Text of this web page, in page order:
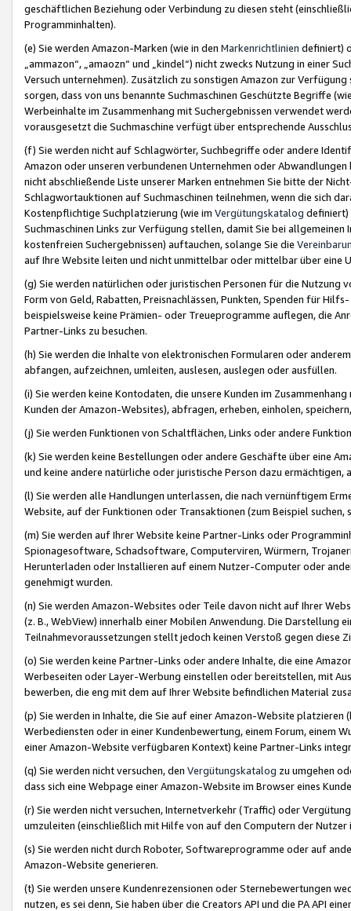
geschäftlichen Beziehung oder Verbindung zu diesen steht
Programminhalten).
(e) Sie werden Amazon-Marken (wie in den Markenrichtlinien definiert)
„ammazon“, „amaozn“ und „kindel“) nicht zwecks Nutzung in einer
Versuch unternehmen). Zusätzlich zu sonstigen Amazon zur
sorgen, dass von uns benannte Suchmaschinen Geschützte Begriffe
Werbeinhalte im Zusammenhang mit Suchergebnissen verwendet
vorausgesetzt die Suchmaschine verfügt über entsprechende
(f) Sie werden nicht auf Schlagwörter, Suchbegriffe oder andere
Amazon oder unseren verbundenen Unternehmen oder
nicht abschließende Liste unserer Marken entnehmen Sie bitte der
Schlagwortauktionen auf Suchmaschinen teilnehmen, wenn die sich
Kostenpflichtige Suchplatzierung (wie im Vergütungskatalog definiert)
Suchmaschinen Links zur Verfügung stellen, damit Sie bei
kostenfreien Suchergebnissen) auftauchen, solange Sie die
auf Ihre Website leiten und nicht unmittelbar oder mittelbar über eine
(g) Sie werden natürlichen oder juristischen Personen für die Nutzung
Form von Geld, Rabatten, Preisnachlässen, Punkten, Spenden für
beispielsweise keine Prämien- oder Treueprogramme auflegen, die
Partner-Links zu besuchen.
(h) Sie werden die Inhalte von elektronischen Formularen oder
abfangen, aufzeichnen, umleiten, auslesen, auslegen oder ausfüllen.
(i) Sie werden keine Kontodaten, die unsere Kunden im
Kunden der Amazon-Websites), abfragen, erheben, einholen,
(j) Sie werden Funktionen von Schaltflächen, Links oder andere
(k) Sie werden keine Bestellungen oder andere Geschäfte über eine
und keine andere natürliche oder juristische Person dazu
(l) Sie werden alle Handlungen unterlassen, die nach vernünftigem
Website, auf der Funktionen oder Transaktionen (zum Beispiel
(m) Sie werden auf Ihrer Website keine Partner-Links oder
Spionagesoftware, Schadsoftware, Computerviren, Würmern,
Herunterladen oder Installieren auf einem Nutzer-Computer oder
genehmigt wurden.
(n) Sie werden Amazon-Websites oder Teile davon nicht auf Ihrer
(z. B., WebView) innerhalb einer Mobilen Anwendung. Die Darstellung
Teilnahmevoraussetzungen stellt jedoch keinen Verstoß gegen diese
(o) Sie werden keine Partner-Links oder andere Inhalte, die eine
Werbeseiten oder Layer-Werbung einstellen oder bereitstellen, mit
bewerben, die eng mit dem auf Ihrer Website befindlichen Material
(p) Sie werden in Inhalte, die Sie auf einer Amazon-Website
Werbediensten oder in einer Kundenbewertung, einem Forum, einem
einer Amazon-Website verfügbaren Kontext) keine Partner-Links
(q) Sie werden nicht versuchen, den Vergütungskatalog zu umgehen
dass sich eine Webpage einer Amazon-Website im Browser eines
(r) Sie werden nicht versuchen, Internetverkehr (Traffic) oder
umzuleiten (einschließlich mit Hilfe von auf den Computern der
(s) Sie werden nicht durch Roboter, Softwareprogramme oder auf
Amazon-Website generieren.
(t) Sie werden unsere Kundenrezensionen oder Sternebewertungen
nutzen, es sei denn, Sie haben über die Creators API und die PA API